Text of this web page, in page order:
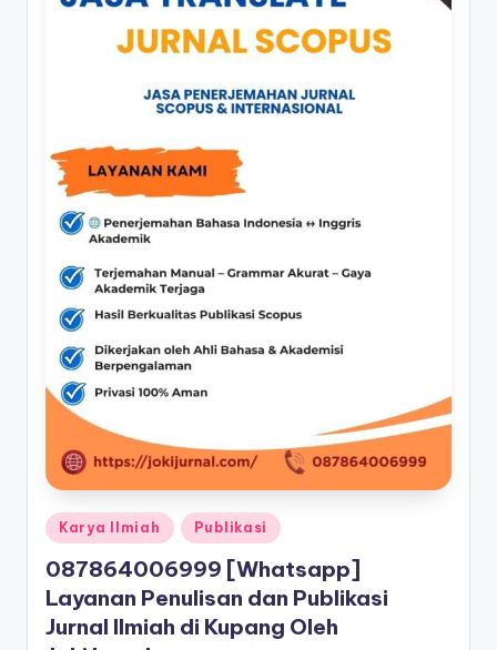
Posted
in
Karya Ilmiah Publikasi
087864006999 [Whatsapp]
Layanan Penulisan dan Publikasi
Jurnal Ilmiah di Kupang Oleh